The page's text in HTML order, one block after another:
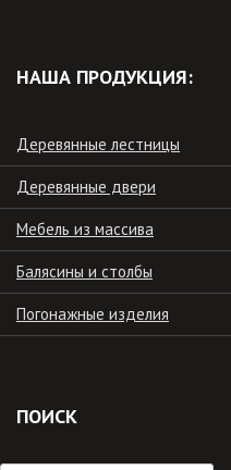
НАША ПРОДУКЦИЯ:
Деревянные лестницы
Деревянные двери
Мебель из массива
Балясины и столбы
Погонажные изделия
ПОИСК